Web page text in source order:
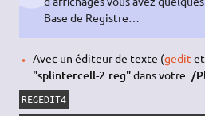
Base de Registre…
Avec un éditeur de texte (gedit
"splintercell-2.reg"dans votre ./
REGEDIT4